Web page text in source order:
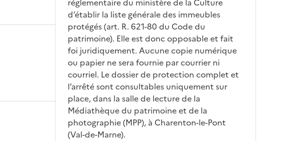
d’établir la liste générale des immeubles
protégés (art. R. 621-80 du Code du
patrimoine). Elle est donc opposable et fait
foi juridiquement. Aucune copie numérique
ou papier ne sera fournie par courrier ni
courriel. Le dossier de protection complet et
l’arrêté sont consultables uniquement sur
place, dans la salle de lecture de la
Médiathèque du patrimoine et de la
photographie (MPP), à Charenton-le-Pont
(Val-de-Marne).